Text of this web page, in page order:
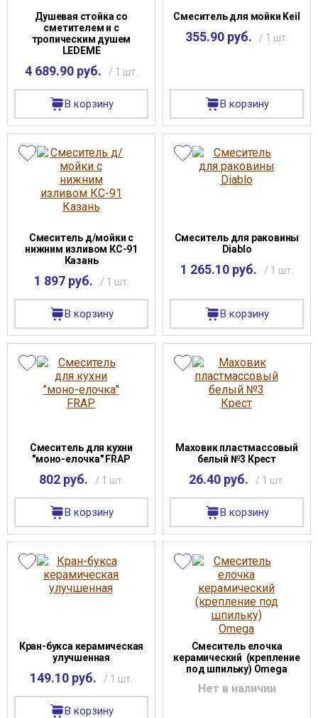
Душевая стойка со
сметителем и с
тропическим душем
LEDEME
4 689.90 руб. / 1 шт.
В корзину
Смеситель для мойки Keil
355.90 руб. / 1 шт.
В корзину
Смеситель д/мойки с
нижним изливом КС-91
Казань
1 897 руб. / 1 шт.
В корзину
Смеситель для раковины
Diablo
1 265.10 руб. / 1 шт.
В корзину
Смеситель для кухни
"моно-елочка" FRAP
802 руб. / 1 шт.
В корзину
Маховик пластмассовый
белый №3 Крест
26.40 руб. / 1 шт.
В корзину
Кран-букса керамическая
улучшенная
149.10 руб. / 1 шт.
В корзину
Смеситель елочка
керамический (крепление
под шпильку) Omega
Нет в наличии